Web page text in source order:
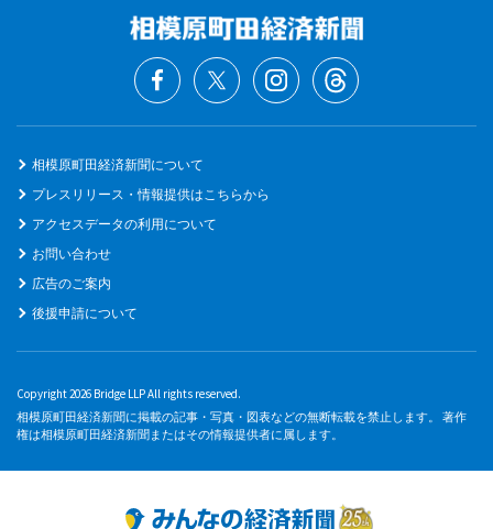
相模原町田経済新聞について
プレスリリース・情報提供はこちらから
アクセスデータの利用について
お問い合わせ
広告のご案内
後援申請について
Copyright 2026 Bridge LLP All rights reserved.
相模原町田経済新聞に掲載の記事・写真・図表などの無断転載を禁止します。 著作
権は相模原町田経済新聞またはその情報提供者に属します。